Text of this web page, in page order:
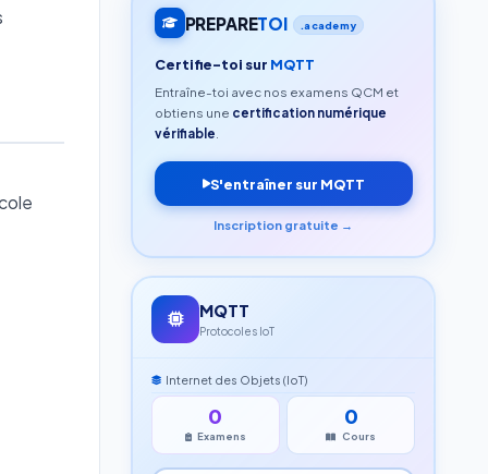
PREPARETOI .academy
Certifie-toi sur MQTT
Entraîne-toi avec nos examens QCM et
obtiens une certification numérique
vérifiable.
S'entraîner sur MQTT
Inscription gratuite →
MQTT
Protocoles IoT
Internet des Objets (IoT)
0
Examens
0
Cours